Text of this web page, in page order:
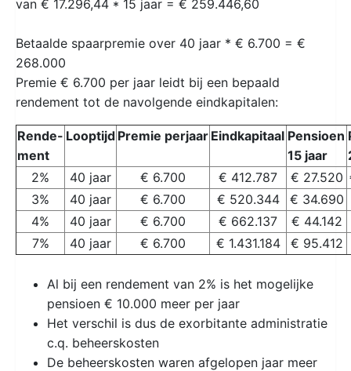
van € 17.296,44 * 15 jaar = € 259.446,60
Betaalde spaarpremie over 40 jaar * € 6.700 = €
268.000
Premie € 6.700 per jaar leidt bij een bepaald
rendement tot de navolgende eindkapitalen:
Rende-
ment
Looptijd Premie perjaar Eindkapitaal Pensioen
15 jaar
2%
40 jaar € 6.700 € 412.787 € 27.520
3%
40 jaar € 6.700 € 520.344
€ 34.690
4%
40 jaar € 6.700 € 662.137
€ 44.142
7%
40 jaar € 6.700 € 1.431.184 € 95.412
Al bij een rendement van 2% is het mogelijke
pensioen € 10.000 meer per jaar
Het verschil is dus de exorbitante administratie
c.q. beheerskosten
De beheerskosten waren afgelopen jaar meer